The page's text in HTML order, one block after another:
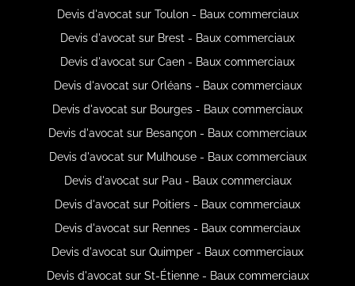
Devis d'avocat sur Toulon - Baux commerciaux
Devis d'avocat sur Brest - Baux commerciaux
Devis d'avocat sur Caen - Baux commerciaux
Devis d'avocat sur Orléans - Baux commerciaux
Devis d'avocat sur Bourges - Baux commerciaux
Devis d'avocat sur Besançon - Baux commerciaux
Devis d'avocat sur Mulhouse - Baux commerciaux
Devis d'avocat sur Pau - Baux commerciaux
Devis d'avocat sur Poitiers - Baux commerciaux
Devis d'avocat sur Rennes - Baux commerciaux
Devis d'avocat sur Quimper - Baux commerciaux
Devis d'avocat sur St-Étienne - Baux commerciaux